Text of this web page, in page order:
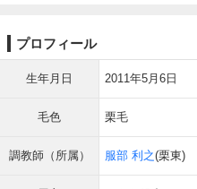
プロフィール
生年月日 2011年5月6日
毛色 栗毛
調教師（所属） 服部 利之(栗東)